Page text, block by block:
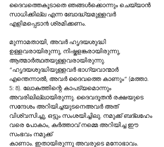
ദൈവത്തെകൂടാതെ ഞങ്ങള്‍ക്കൊന്നും ചെയ്യാന്‍
സാധിക്കില്ല എന്ന ബോദ്ധ്യമുള്ളവര്‍
എളിമപ്പെടാ൯ ശ്രമിക്കണം.
മുന്നാമതായി, അവര്‍ ഹൃദയശുദ്ധി
ഉള്ളവരായിരുന്നു, നിഷ്കളങ്കരായിരുന്നു,
ആത്മാര്‍ത്ഥതയുള്ളവരായിരുന്നു.
“ഹൃദയശുദ്ധിയുള്ളവര്‍ ഭാഗ്യവാന്മാര്‍
എന്തെന്നാല്‍, അവര്‍ ദൈവത്തെ കാണും” (മത്താ.
5: 8). ലോകത്തിന്റെ കാപട്യമൊന്നും
അവരിലില്ലായിരുന്നു. ദൈവദൂതന്‍ രക്ഷയുടെ
സന്ദേശം അറിയിച്ചയുടനെഅവര്‍ അത്‌
വിശ്വസിച്ചു, ഒട്ടും സംശയിച്ചിലു. നമുക്ക്‌ ബദ്ലഹേം
വരെ പോകാം, കര്‍ത്താവ്‌ നമ്മെ അറിയിച്ച ഈ
കാണാം. ഇതായിരുന്നു അവരുടെ മനോഭാവം.